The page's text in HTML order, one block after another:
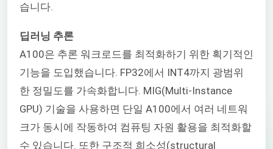
습니다.
딥러닝 추론
A100은 추론 워크로드를 최적화하기 위한 획기적인
기능을 도입했습니다. FP32에서 INT4까지 광범위
한 정밀도를 가속화합니다. MIG(Multi-Instance
GPU) 기술을 사용하면 단일 A100에서 여러 네트워
크가 동시에 작동하여 컴퓨팅 자원 활용을 최적화할
수 있습니다. 또한 구조적 희소성(structural